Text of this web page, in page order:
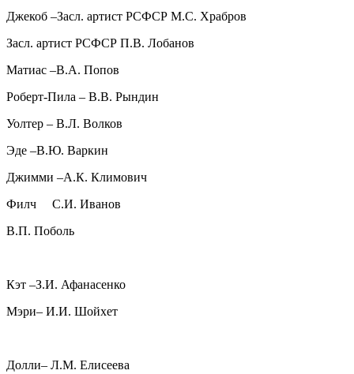
Джекоб –Засл. артист РСФСР М.С. Храбров
Засл. артист РСФСР П.В. Лобанов
Матиас –В.А. Попов
Роберт-Пила – В.В. Рындин
Уолтер – В.Л. Волков
Эде –В.Ю. Варкин
Джимми –А.К. Климович
Филч С.И. Иванов
В.П. Поболь
Кэт –З.И. Афанасенко
Мэри– И.И. Шойхет
Долли– Л.М. Елисеева